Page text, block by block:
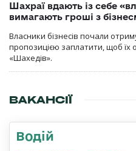
Шахраї вдають із себе
вимагають гроші з
Власники бізнесів почали
пропозицією заплатити, щоб їх
«Шахедів».
ВАКАНСІЇ
Водій